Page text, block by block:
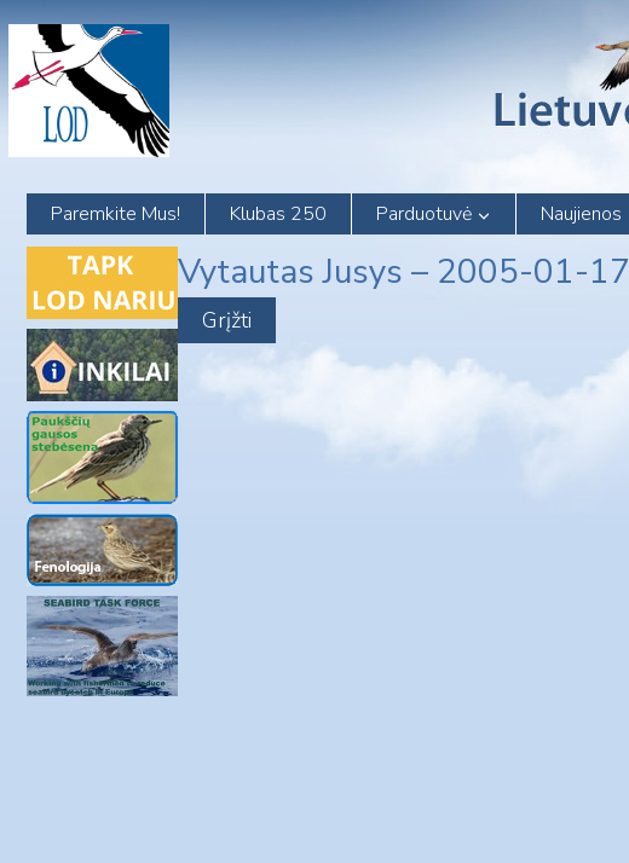
content
Paremkite Mus! Klubas 250 Parduotuvė Naujienos
Vytautas Jusys – 2005-01-17